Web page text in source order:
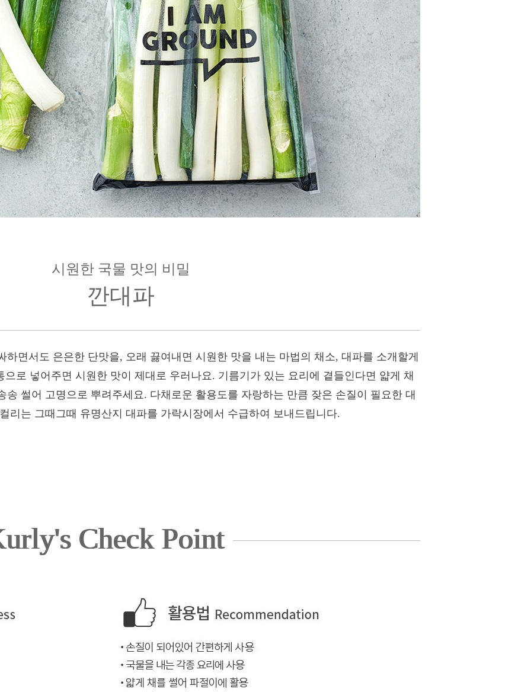
시원한 국물 맛의 비밀
깐대파
면서도 은은한 단맛을, 오래 끓여내면 시원한 맛을 내는 마법의 채소, 대파를 소개할게
로 넣어주면 시원한 맛이 제대로 우러나요. 기름기가 있는 요리에 곁들인다면 얇게 채
썰어 고명으로 뿌려주세요. 다채로운 활용도를 자랑하는 만큼 잦은 손질이 필요한 대
리는 그때그때 유명산지 대파를 가락시장에서 수급하여 보내드립니다.
Check Point